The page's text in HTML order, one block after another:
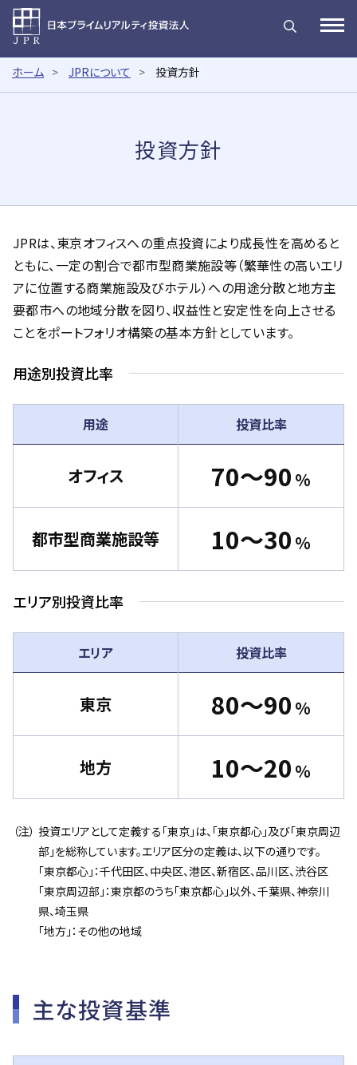
日本プライムリアルティ投
Open
ホーム JPRについて 投資方針
投資方針
JPRは、東京オフィスへの重点投資により成長性を高めると
ともに、一定の割合で都市型商業施設等（繁華性の高いエリ
アに位置する商業施設及びホテル）への用途分散と地方主
要都市への地域分散を図り、収益性と安定性を向上させる
ことをポートフォリオ構築の基本方針としています。
用途別投資比率
用途 投資比率
オフィス 70～90 %
都市型商業施設等 10～30 ％
エリア別投資比率
エリア 投資比率
東京 80～90 %
地方 10～20 ％
投資エリアとして定義する「東京」は、「東京都心」及び「東京周辺
部」を総称しています。エリア区分の定義は、以下の通りです。
「東京都心」：千代田区、中央区、港区、新宿区、品川区、渋谷区
「東京周辺部」：東京都のうち「東京都心」以外、千葉県、神奈川
県、埼玉県
「地方」：その他の地域
主な投資基準